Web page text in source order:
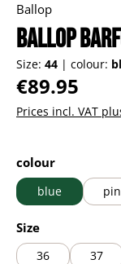
Ballop
Ballop
Size: 44 | colour:
Regular price:
€89.95
Prices incl. VAT
Select
colour
blue
Select
Size
36 37